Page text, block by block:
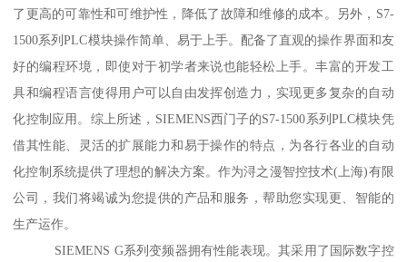
了更高的可靠性和可维护性，降低了故障和维修的成本。另外，S7-
1500系列PLC模块操作简单、易于上手。配备了直观的操作界面和友
好的编程环境，即使对于初学者来说也能轻松上手。丰富的开发工
具和编程语言使得用户可以自由发挥创造力，实现更多复杂的自动
化控制应用。综上所述，SIEMENS西门子的S7-1500系列PLC模块凭
借其性能、灵活的扩展能力和易于操作的特点，为各行各业的自动
化控制系统提供了理想的解决方案。作为浔之漫智控技术(上海)有限
公司，我们将竭诚为您提供的产品和服务，帮助您实现更、智能的
生产运作。
SIEMENS G系列变频器拥有性能表现。其采用了国际数字控